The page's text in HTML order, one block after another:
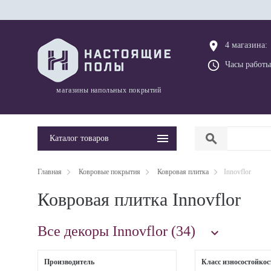
магазины напольных покрытий
place 4 магазина:
query_builder Часы
Каталог товаров search
Главная Ковровые покрытия Ковровая плитка Innovflor
Ковровая плитка Innovflor
Все декоры Innovflor (34) 
Производитель Класс